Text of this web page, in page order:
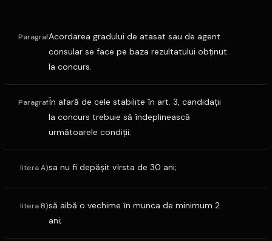
ParagrafAcordarea gradului de atasat sau de agent
consular se face pe baza rezultatului obţinut
la concurs.
ParagrafÎn afară de cele stabilite în art. 3, candidaţii
la concurs trebuie să îndeplinească
următoarele condiţii:
litera A)sa nu fi depăşit vîrsta de 30 ani;
litera B)să aibă o vechime în munca de minimum 2
ani;